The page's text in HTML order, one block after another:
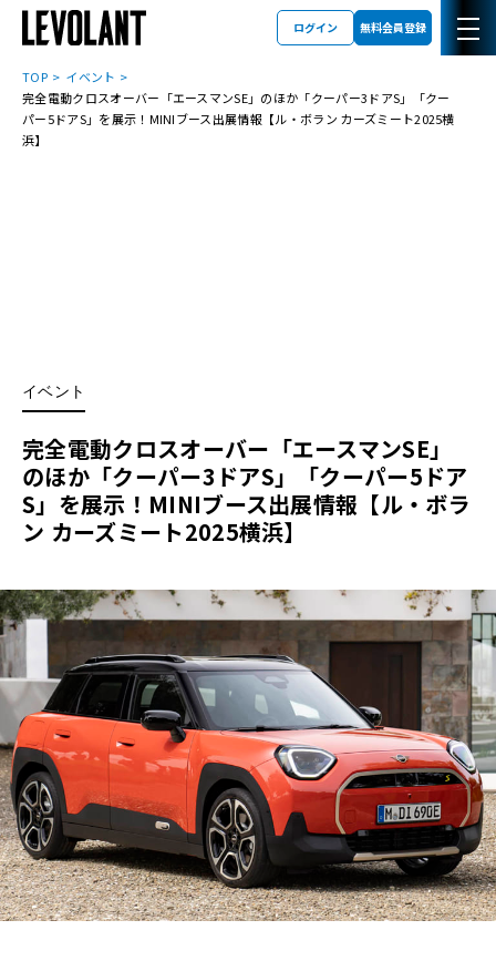
ログイン 無料会員登録
TOP
イベント
完全電動クロスオーバー「エースマンSE」のほか「クーパー3ドアS」「クー
パー5ドアS」を展示！MINIブース出展情報【ル・ボラン カーズミート2025横
浜】
イベント
完全電動クロスオーバー「エースマンSE」
のほか「クーパー3ドアS」「クーパー5ドア
S」を展示！MINIブース出展情報【ル・ボラ
ン カーズミート2025横浜】